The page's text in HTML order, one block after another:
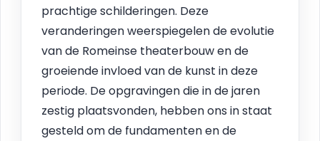
prachtige schilderingen. Deze
veranderingen weerspiegelen de evolutie
van de Romeinse theaterbouw en de
groeiende invloed van de kunst in deze
periode. De opgravingen die in de jaren
zestig plaatsvonden, hebben ons in staat
gesteld om de fundamenten en de